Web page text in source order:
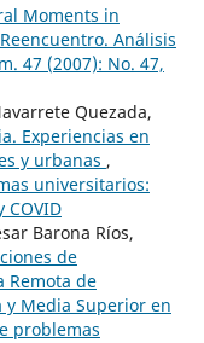
Moments in
Reencuentro. Análisis
47 (2007): No. 47,
Quezada,
Experiencias en
y urbanas ,
universitarios:
COVID
Barona Ríos,
de
Remota de
y Media Superior en
problemas